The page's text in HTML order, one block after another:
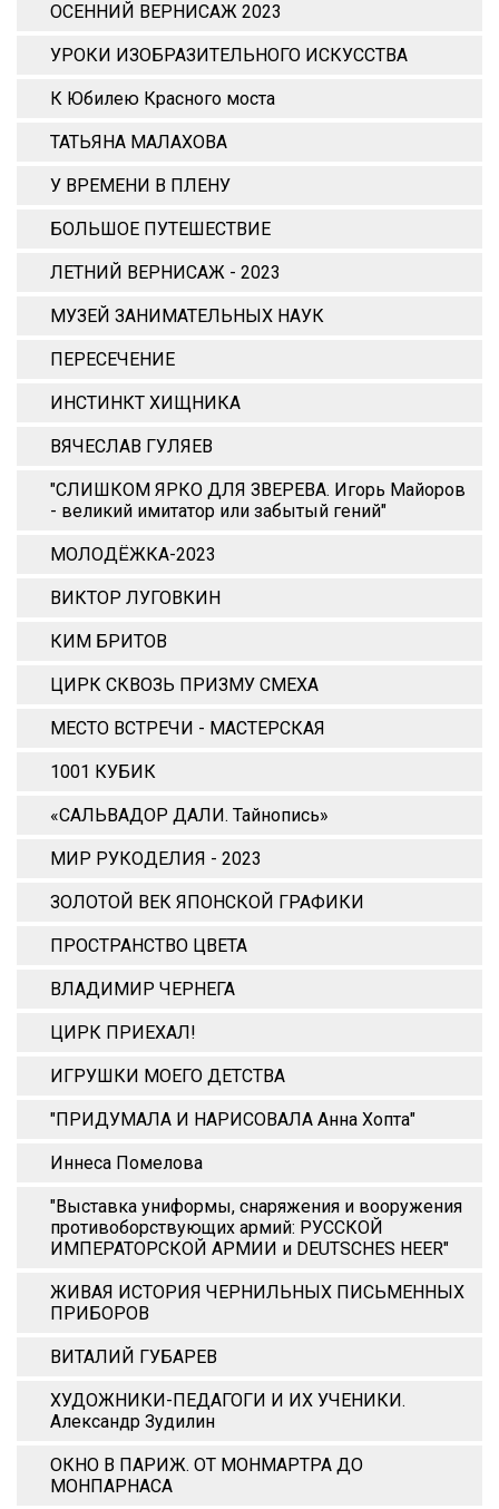
ОСЕННИЙ ВЕРНИСАЖ 2023
УРОКИ ИЗОБРАЗИТЕЛЬНОГО ИСКУССТВА
К Юбилею Красного моста
ТАТЬЯНА МАЛАХОВА
У ВРЕМЕНИ В ПЛЕНУ
БОЛЬШОЕ ПУТЕШЕСТВИЕ
ЛЕТНИЙ ВЕРНИСАЖ - 2023
МУЗЕЙ ЗАНИМАТЕЛЬНЫХ НАУК
ПЕРЕСЕЧЕНИЕ
ИНСТИНКТ ХИЩНИКА
ВЯЧЕСЛАВ ГУЛЯЕВ
"СЛИШКОМ ЯРКО ДЛЯ ЗВЕРЕВА. Игорь Майоров
- великий имитатор или забытый гений"
МОЛОДЁЖКА-2023
ВИКТОР ЛУГОВКИН
КИМ БРИТОВ
ЦИРК СКВОЗЬ ПРИЗМУ СМЕХА
МЕСТО ВСТРЕЧИ - МАСТЕРСКАЯ
1001 КУБИК
«САЛЬВАДОР ДАЛИ. Тайнопись»
МИР РУКОДЕЛИЯ - 2023
ЗОЛОТОЙ ВЕК ЯПОНСКОЙ ГРАФИКИ
ПРОСТРАНСТВО ЦВЕТА
ВЛАДИМИР ЧЕРНЕГА
ЦИРК ПРИЕХАЛ!
ИГРУШКИ МОЕГО ДЕТСТВА
"ПРИДУМАЛА И НАРИСОВАЛА Анна Xопта"
Иннеса Помелова
"Выставка униформы, снаряжения и вооружения
противоборствующих армий: РУССКОЙ
ИМПЕРАТОРСКОЙ АРМИИ и DEUTSCHES HEER"
ЖИВАЯ ИСТОРИЯ ЧЕРНИЛЬНЫХ ПИСЬМЕННЫХ
ПРИБОРОВ
ВИТАЛИЙ ГУБАРЕВ
ХУДОЖНИКИ-ПЕДАГОГИ И ИХ УЧЕНИКИ.
Александр Зудилин
ОКНО В ПАРИЖ. ОТ МОНМАРТРА ДО
МОНПАРНАСА